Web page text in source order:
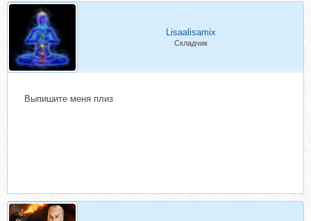
Lisaalisamix
Складчик
Выпишите меня плиз